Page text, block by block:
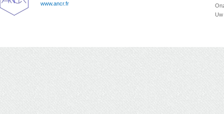
www.ancr.fr
Uw